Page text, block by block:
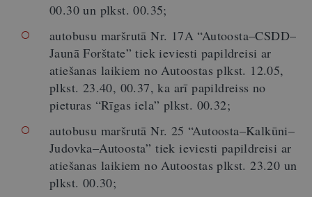
00.30 un plkst. 00.35;
autobusu maršrutā Nr. 17A “Autoosta–CSDD–
Jaunā Forštate” tiek ieviesti papildreisi ar
atiešanas laikiem no Autoostas plkst. 12.05,
plkst. 23.40, 00.37, ka arī papildreiss no
pieturas “Rīgas iela” plkst. 00.32;
autobusu maršrutā Nr. 25 “Autoosta–Kalkūni–
Judovka–Autoosta” tiek ieviesti papildreisi ar
atiešanas laikiem no Autoostas plkst. 23.20 un
plkst. 00.30;